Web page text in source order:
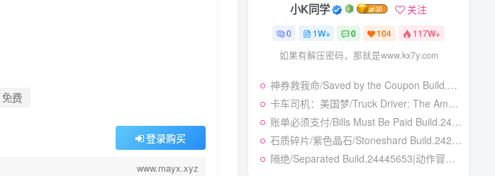
免费
登录购买
www.mayx.xyz
小K同学 关注
0 1W+ 0 104 117W+
如果有解压密码，那就是www.kx7y.com
神券救我命/Saved by the Coupon Build.23925962|休闲益智|容量273B|免安装绿色中文版
卡车司机：美国梦/Truck Driver: The American Dream Build.24390879|模拟经营|容量19.5GB|免安装绿色中文版
账单必须支付/Bills Must Be Paid Build.24451921|动作冒险|容量1.4GB|免安装绿色中文版
石质碎片/紫色晶石/Stoneshard Build.24221199|角色扮演|容量887B|免安装绿色中文版
隔绝/Separated Build.24445653|动作冒险|容量8.1GB|免安装绿色中文版